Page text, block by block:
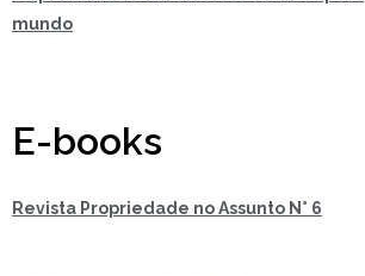
mundo
E-books
Revista Propriedade no Assunto N° 6